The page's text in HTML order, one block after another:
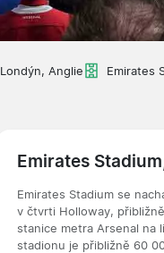
Londýn, Anglie Emirates
Emirates
Emirates Stadium se
v čtvrti Holloway,
stanice metra Arsenal na
stadionu je přibližně 60